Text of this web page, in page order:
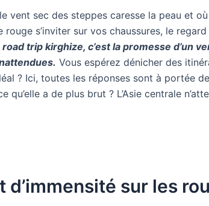
vent sec des steppes caresse la peau et
s’inviter sur vos chaussures, le
road trip kirghize, c’est la promesse d’un
Vous espérez dénicher des
? Ici, toutes les réponses sont à portée
a de plus brut ? L’Asie centrale
sur les